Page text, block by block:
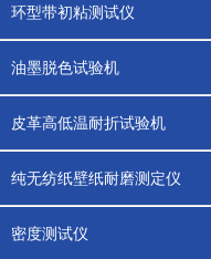
环型带初粘测试仪
油墨脱色试验机
皮革高低温耐折试验机
纯无纺纸壁纸耐磨测定仪
密度测试仪